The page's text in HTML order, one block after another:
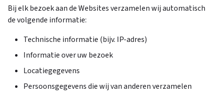
Bij elk bezoek aan de Websites verzamelen wij automatisch
de volgende informatie:
Technische informatie (bijv. IP-adres)
Informatie over uw bezoek
Locatiegegevens
Persoonsgegevens die wij van anderen verzamelen